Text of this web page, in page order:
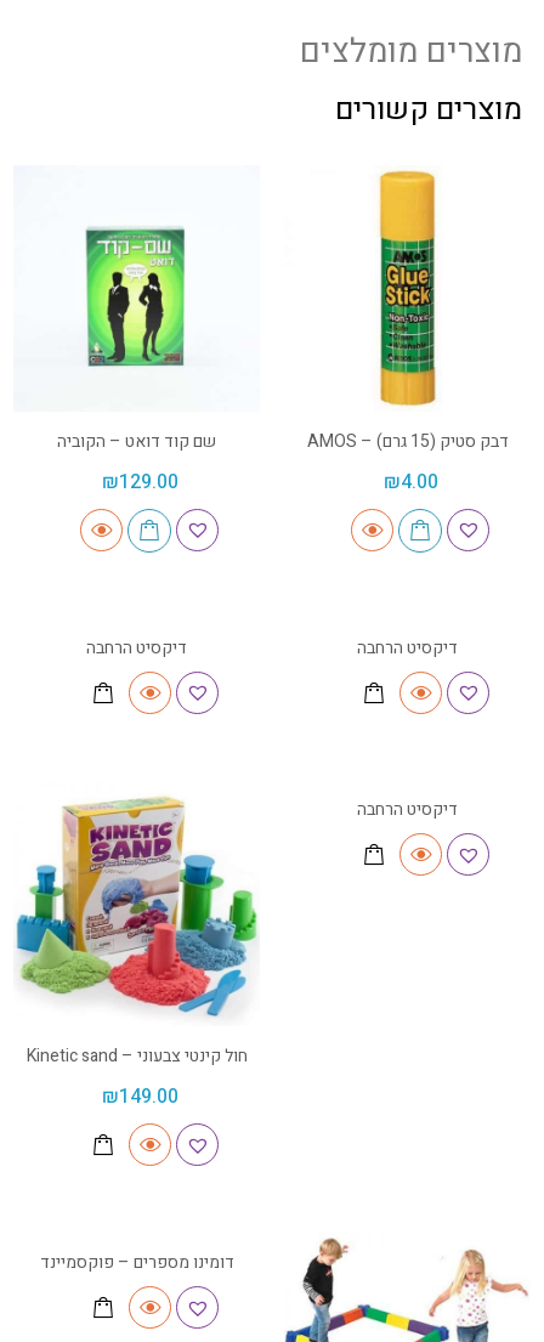
מוצרים מומלצים
מוצרים קשורים
דבק סטיק (15 גרם) – AMOS
₪4.00
שם קוד דואט – הקוביה
₪129.00
דיקסיט הרחבה דיקסיט הרחבה
דיקסיט הרחבה
חול קינטי צבעוני – Kinetic sand
₪149.00
דומינו מספרים – פוקסמיינד